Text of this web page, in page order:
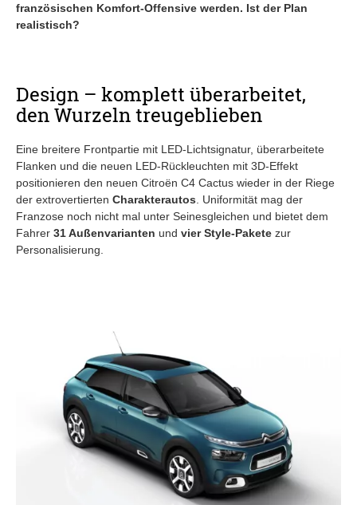
französischen Komfort-Offensive werden. Ist der Plan
realistisch?
Design – komplett überarbeitet,
den Wurzeln treugeblieben
Eine breitere Frontpartie mit LED-Lichtsignatur, überarbeitete
Flanken und die neuen LED-Rückleuchten mit 3D-Effekt
positionieren den neuen Citroën C4 Cactus wieder in der Riege
der extrovertierten Charakterautos . Uniformität mag der
Franzose noch nicht mal unter Seinesgleichen und bietet dem
Fahrer 31 Außenvarianten und vier Style-Pakete zur
Personalisierung.